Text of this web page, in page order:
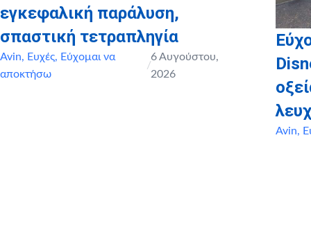
εγκεφαλική παράλυση,
σπαστική τετραπληγία
Avin, Ευχές, Εύχομαι να
αποκτήσω
/
6 Αυγούστου,
2026
Avin,